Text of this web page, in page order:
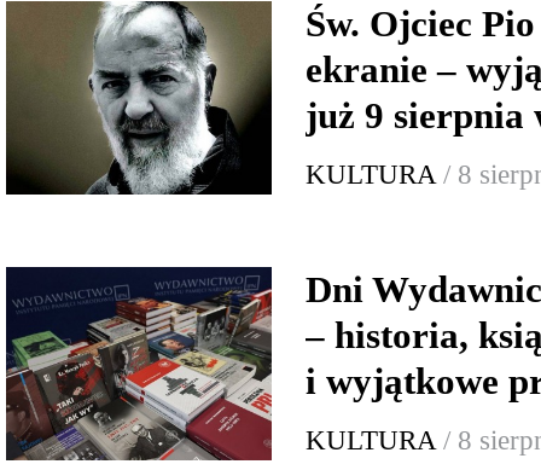
Św. Ojciec
ekranie –
już 9 sierpnia
KULTURA / 8
Dni
– historia,
i wyjątkowe
KULTURA / 8